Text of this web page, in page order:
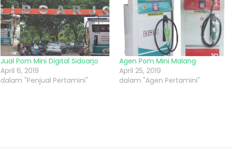
Jual Pom Mini Digital Sidoarjo
April 6, 2019
dalam "Penjual Pertamini"
Agen Pom Mini Malang
April 25, 2019
dalam "Agen Pertamini"